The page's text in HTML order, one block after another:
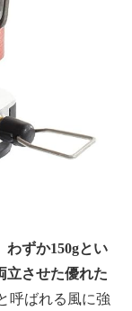
わずか150gとい
立させた優れた
呼ばれる風に強